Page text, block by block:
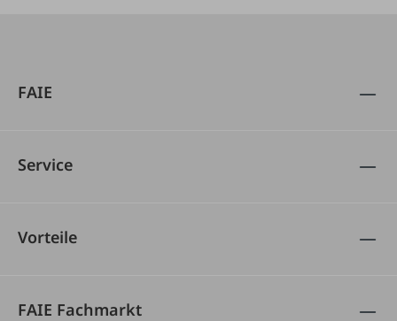
FAIE
Service
Vorteile
FAIE Fachmarkt